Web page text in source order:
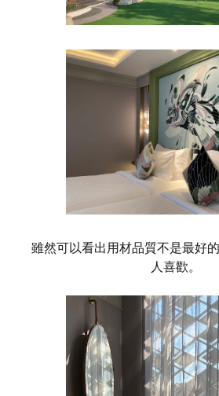
雖然可以看出用材品質不是最好
人喜歡。